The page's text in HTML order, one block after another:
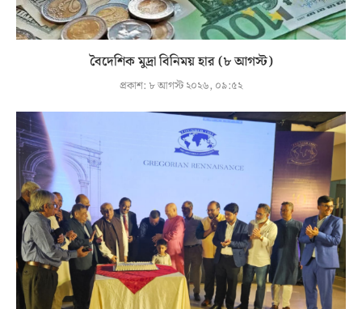
বৈদেশিক মুদ্রা বিনিময় হার (৮ আগস্ট)
প্রকাশ: ৮ আগস্ট ২০২৬, ০৯:৫২